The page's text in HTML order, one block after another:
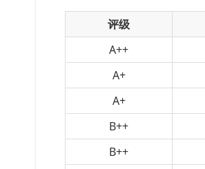
评级
A++
A+
A+
B++
B++